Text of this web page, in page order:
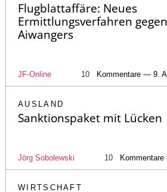
Flugblattaffäre: Neues
Ermittlungsverfahren
Aiwangers
JF-Online 10 Kommentare — 9.
AUSLAND
Sanktionspaket mit Lücken
Jörg Sobolewski 10
WIRTSCHAFT